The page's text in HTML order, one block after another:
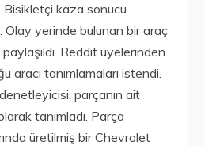
Bisikletçi kaza sonucu
Olay yerinde bulunan bir araç
Reddit üyelerinden
aracı tanımlamaları istendi.
parçanın ait
tanımladı. Parça
üretilmiş bir Chevrolet